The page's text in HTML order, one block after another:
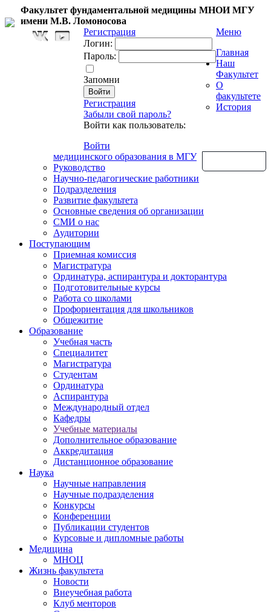
Факультет фундаментальной медицины МНОИ МГУ
имени М.В. Ломоносова
Регистрация
Логин:
Пароль:
Запомни
Регистрация
Забыли свой пароль?
Войти как пользователь:
Войти
Меню
Главная
Наш
Факультет
О
факультете
История
медицинского образования в МГУ
Руководство
Научно-педагогические работники
Подразделения
Развитие факультета
Основные сведения об организации
СМИ о нас
Аудитории
Поступающим
Приемная комиссия
Магистратура
Ординатура, аспирантура и докторантура
Подготовительные курсы
Работа со школами
Профориентация для школьников
Общежитие
Образование
Учебная часть
Специалитет
Магистратура
Студентам
Ординатура
Аспирантура
Международный отдел
Кафедры
Учебные материалы
Дополнительное образование
Аккредитация
Дистанционное образование
Наука
Научные направления
Научные подразделения
Конкурсы
Конференции
Публикации студентов
Курсовые и дипломные работы
Медицина
МНОЦ
Жизнь факультета
Новости
Внеучебная работа
Клуб менторов